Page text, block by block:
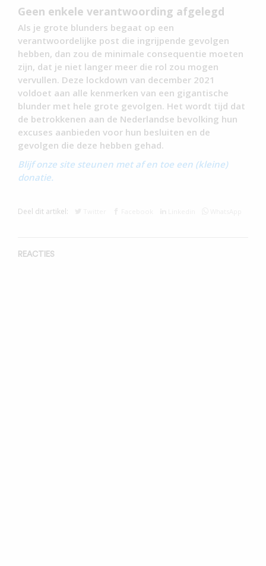
Geen enkele verantwoording afgelegd
Als je grote blunders begaat op een
verantwoordelijke post die ingrijpende gevolgen
hebben, dan zou de minimale consequentie moeten
zijn, dat je niet langer meer die rol zou mogen
vervullen. Deze lockdown van december 2021
voldoet aan alle kenmerken van een gigantische
blunder met hele grote gevolgen. Het wordt tijd dat
de betrokkenen aan de Nederlandse bevolking hun
excuses aanbieden voor hun besluiten en de
gevolgen die deze hebben gehad.
Blijf onze site steunen met af en toe een (kleine)
donatie.
Deel dit artikel:
REACTIES